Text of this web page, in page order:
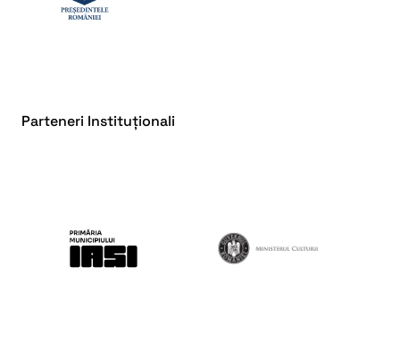
Parteneri Instituționali